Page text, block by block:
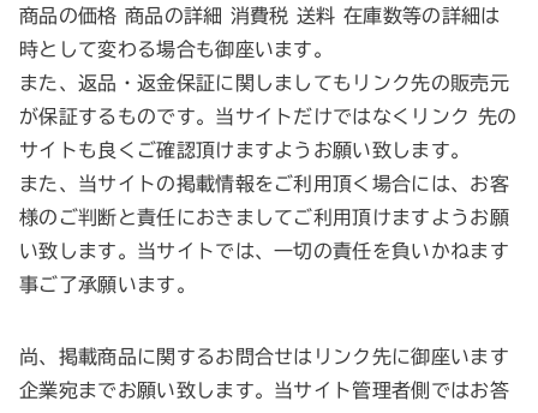
商品の価格 商品の詳細 消費税 送料 在庫数等の詳細は
時として変わる場合も御座います。
また、返品・返金保証に関しましてもリンク先の販売元
が保証するものです。当サイトだけではなくリンク 先の
サイトも良くご確認頂けますようお願い致します。
また、当サイトの掲載情報をご利用頂く場合には、お客
様のご判断と責任におきましてご利用頂けますようお願
い致します。当サイトでは、一切の責任を負いかねます
事ご了承願います。
尚、掲載商品に関するお問合せはリンク先に御座います
企業宛までお願い致します。当サイト管理者側ではお答